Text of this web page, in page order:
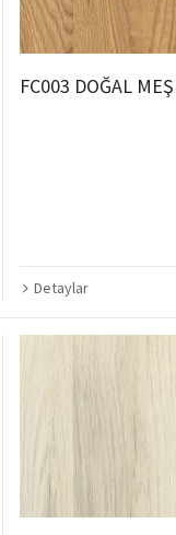
FC003 DOĞAL
Detaylar